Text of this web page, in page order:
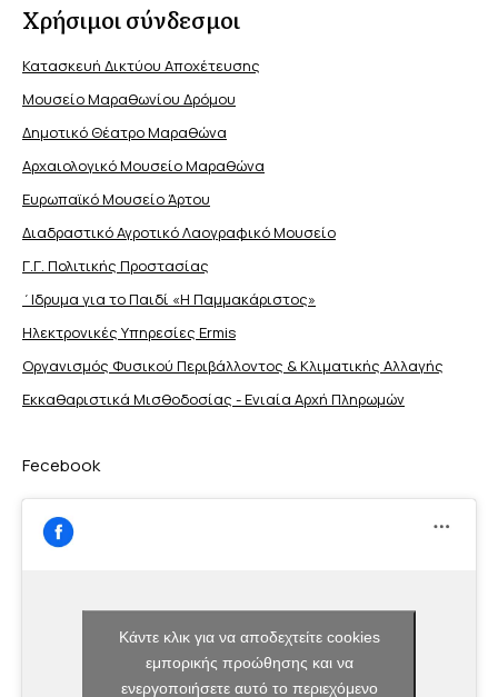
Χρήσιμοι σύνδεσμοι
Κατασκευή Δικτύου Αποχέτευσης
Μουσείο Μαραθωνίου Δρόμου
Δημοτικό Θέατρο Μαραθώνα
Αρχαιολογικό Μουσείο Μαραθώνα
Ευρωπαϊκό Μουσείο Άρτου
Διαδραστικό Αγροτικό Λαογραφικό Μουσείο
Γ.Γ. Πολιτικής Προστασίας
΄Ιδρυμα για το Παιδί «Η Παμμακάριστος»
Ηλεκτρονικές Υπηρεσίες Ermis
Οργανισμός Φυσικού Περιβάλλοντος & Κλιματικής Aλλαγής
Εκκαθαριστικά Μισθοδοσίας - Ενιαία Αρχή Πληρωμών
Fecebook
Κάντε κλικ για να αποδεχτείτε cookies
εμπορικής προώθησης και να
ενεργοποιήσετε αυτό το περιεχόμενο